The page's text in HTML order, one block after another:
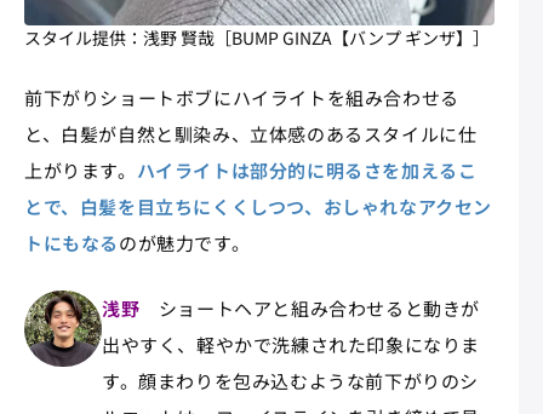
スタイル提供：浅野 賢哉［BUMP GINZA【バンプ ギンザ】］
前下がりショートボブにハイライトを組み合わせる
と、白髪が自然と馴染み、立体感のあるスタイルに仕
上がります。 ハイライトは部分的に明るさを加えるこ
とで、白髪を目立ちにくくしつつ、おしゃれなアクセン
トにもなるのが魅力です。
浅野
ショートヘアと組み合わせると動きが
出やすく、軽やかで洗練された印象になりま
す。顔まわりを包み込むような前下がりのシ